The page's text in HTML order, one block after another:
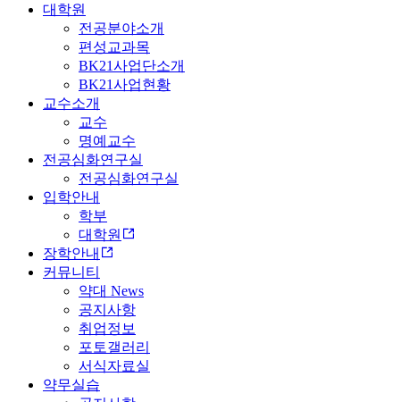
대학원
전공분야소개
편성교과목
BK21사업단소개
BK21사업현황
교수소개
교수
명예교수
전공심화연구실
전공심화연구실
입학안내
학부
대학원
장학안내
커뮤니티
약대 News
공지사항
취업정보
포토갤러리
서식자료실
약무실습